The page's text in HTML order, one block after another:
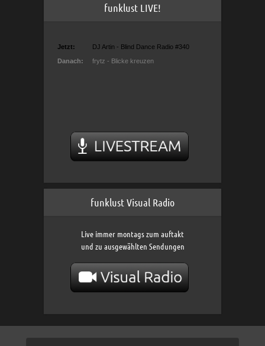
funklust LIVE!
funklust Visual Radio
Live immer montags zum auftakt
und zu ausgewählten Sendungen